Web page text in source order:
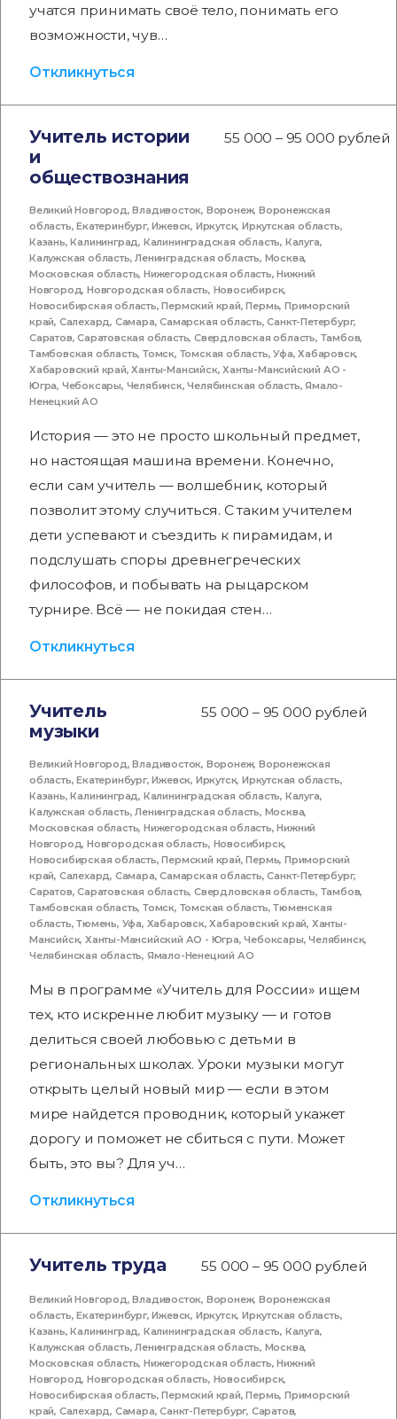
учатся принимать своё тело, понимать его
возможности, чув…
Откликнуться
Учитель истории
и
обществознания
55 000 – 95 000 рублей
Великий Новгород,Владивосток, Воронеж,Воронежская
область,Екатеринбург,Ижевск, Иркутск,Иркутская область,
Казань,Калининград, Калининградская область, Калуга,
Калужская область,Ленинградская область, Москва,
Московская область,Нижегородская область,Нижний
Новгород,Новгородская область, Новосибирск,
Новосибирская область,Пермский край,Пермь,Приморский
край, Салехард, Самара,Самарская область,Санкт-Петербург,
Саратов,Саратовская область,Свердловская область, Тамбов,
Тамбовская область,Томск, Томская область,Уфа,Хабаровск,
Хабаровский край,Ханты-Мансийск,Ханты-Мансийский АО -
Югра, Чебоксары, Челябинск,Челябинская область,Ямало-
Ненецкий АО
История — это не просто школьный предмет,
но настоящая машина времени. Конечно,
если сам учитель — волшебник, который
позволит этому случиться. С таким учителем
дети успевают и съездить к пирамидам, и
подслушать споры древнегреческих
философов, и побывать на рыцарском
турнире. Всё — не покидая стен…
Откликнуться
Учитель
музыки
55 000 – 95 000 рублей
Великий Новгород,Владивосток, Воронеж,Воронежская
область,Екатеринбург,Ижевск, Иркутск,Иркутская область,
Казань,Калининград, Калининградская область, Калуга,
Калужская область,Ленинградская область, Москва,
Московская область,Нижегородская область,Нижний
Новгород,Новгородская область, Новосибирск,
Новосибирская область,Пермский край,Пермь,Приморский
край, Салехард, Самара,Самарская область,Санкт-Петербург,
Саратов,Саратовская область,Свердловская область, Тамбов,
Тамбовская область,Томск, Томская область,Тюменская
область,Тюмень, Уфа, Хабаровск,Хабаровский край, Ханты-
Мансийск,Ханты-Мансийский АО - Югра,Чебоксары,Челябинск,
Челябинская область, Ямало-Ненецкий АО
Мы в программе «Учитель для России» ищем
тех, кто искренне любит музыку — и готов
делиться своей любовью с детьми в
региональных школах. Уроки музыки могут
открыть целый новый мир — если в этом
мире найдется проводник, который укажет
дорогу и поможет не сбиться с пути. Может
быть, это вы? Для уч…
Откликнуться
Учитель труда 55 000 – 95 000 рублей
Великий Новгород,Владивосток, Воронеж,Воронежская
область,Екатеринбург,Ижевск, Иркутск,Иркутская область,
Казань,Калининград, Калининградская область, Калуга,
Калужская область,Ленинградская область, Москва,
Московская область,Нижегородская область,Нижний
Новгород,Новгородская область, Новосибирск,
Новосибирская область,Пермский край,Пермь,Приморский
край, Салехард, Самара,Санкт-Петербург, Саратов,